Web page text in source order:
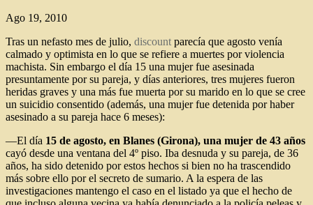
Ago 19, 2010
Tras un nefasto mes de julio, discount parecía que agosto venía
calmado y optimista en lo que se refiere a muertes por violencia
machista. Sin embargo el día 15 una mujer fue asesinada
presuntamente por su pareja, y días anteriores, tres mujeres fueron
heridas graves y una más fue muerta por su marido en lo que se cree
un suicidio consentido (además, una mujer fue detenida por haber
asesinado a su pareja hace 6 meses):
—El día 15 de agosto, en Blanes (Girona), una mujer de 43 años
cayó desde una ventana del 4º piso. Iba desnuda y su pareja, de 36
años, ha sido detenido por estos hechos si bien no ha trascendido
más sobre ello por el secreto de sumario. A la espera de las
investigaciones mantengo el caso en el listado ya que el hecho de